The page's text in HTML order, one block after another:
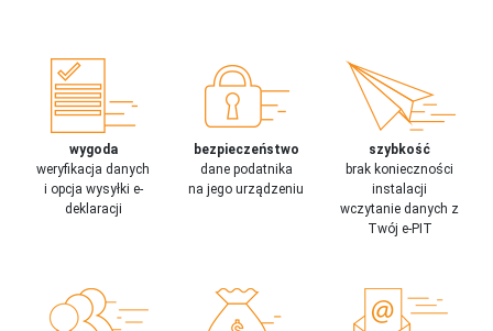
wygoda
weryfikacja danych
i opcja wysyłki e-
deklaracji
bezpieczeństwo
dane podatnika
na jego urządzeniu
szybkość
brak konieczności
instalacji
wczytanie danych z
Twój e-PIT